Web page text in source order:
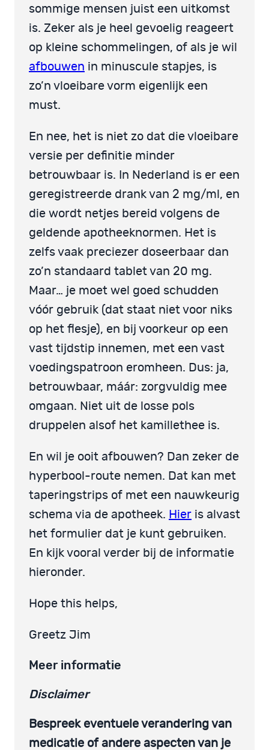
sommige mensen juist een uitkomst
is. Zeker als je heel gevoelig reageert
op kleine schommelingen, of als je wil
afbouwen in minuscule stapjes, is
zo’n vloeibare vorm eigenlijk een
must.
En nee, het is niet zo dat die vloeibare
versie per definitie minder
betrouwbaar is. In Nederland is er een
geregistreerde drank van 2 mg/ml, en
die wordt netjes bereid volgens de
geldende apotheeknormen. Het is
zelfs vaak preciezer doseerbaar dan
zo’n standaard tablet van 20 mg.
Maar… je moet wel goed schudden
vóór gebruik (dat staat niet voor niks
op het flesje), en bij voorkeur op een
vast tijdstip innemen, met een vast
voedingspatroon eromheen. Dus: ja,
betrouwbaar, máár: zorgvuldig mee
omgaan. Niet uit de losse pols
druppelen alsof het kamillethee is.
En wil je ooit afbouwen? Dan zeker de
hyperbool-route nemen. Dat kan met
taperingstrips of met een nauwkeurig
schema via de apotheek. Hier is alvast
het formulier dat je kunt gebruiken.
En kijk vooral verder bij de informatie
hieronder.
Hope this helps,
Greetz Jim
Meer informatie
Disclaimer
Bespreek eventuele verandering van
medicatie of andere aspecten van je